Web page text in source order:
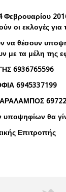
Φεβρουαρίου
οι εκλογές
να θέσουν
με τα μέλη της
6936765596
6945337199
υποψηφίων θα
Επιτροπής